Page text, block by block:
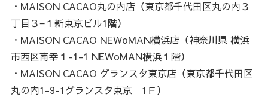
・MAISON CACAO丸の内店（東京都千代田区丸の内３
丁目３−１新東京ビル1階）
・MAISON CACAO NEWoMAN横浜店（神奈川県 横浜
市西区南幸１-1-1 NEWoMAN横浜１階）
・MAISON CACAO グランスタ東京店（東京都千代田区
丸の内1-9-1グランスタ東京 1Ｆ）